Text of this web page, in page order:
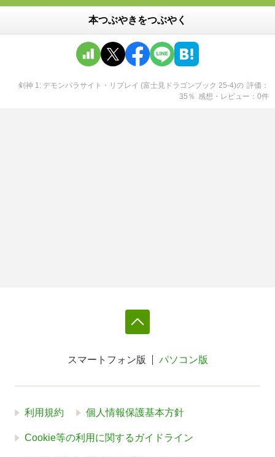
本つぶやきをつぶやく
剣神 1: デモンパラサイト・リプレイ (富士見ドラゴンブック 25-4)の 評価
35 ％ 感想・レビュー 0件
スマートフォン版 パソコン版
利用規約 個人情報保護基本方針
Cookie等の利用に関するガイドライン